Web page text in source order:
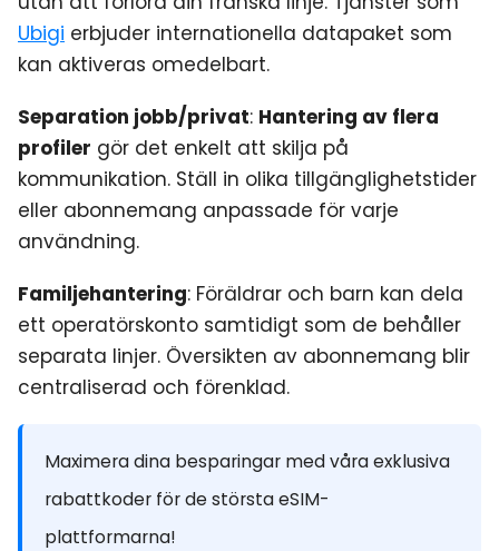
Ubigi erbjuder internationella datapaket som
kan aktiveras omedelbart.
Separation jobb/privat: Hantering av flera
profiler gör det enkelt att skilja på
kommunikation. Ställ in olika tillgänglighetstider
eller abonnemang anpassade för varje
användning.
Familjehantering: Föräldrar och barn kan dela
ett operatörskonto samtidigt som de behåller
separata linjer. Översikten av abonnemang blir
centraliserad och förenklad.
Maximera dina besparingar med våra exklusiva
rabattkoder för de största eSIM-
plattformarna!